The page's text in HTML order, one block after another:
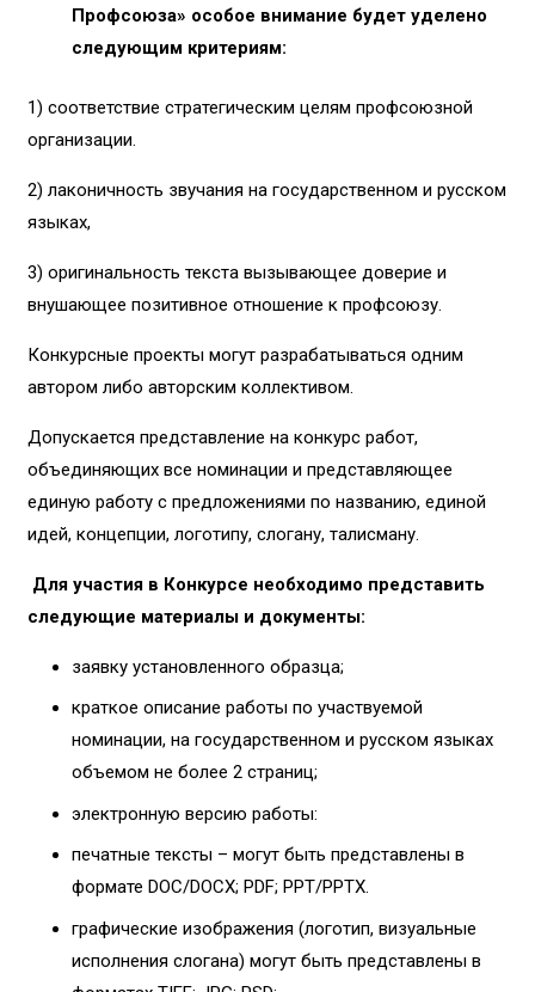
Профсоюза» особое внимание будет уделено
следующим критериям:
1) соответствие стратегическим целям профсоюзной
организации.
2) лаконичность звучания на государственном и русском
языках,
3) оригинальность текста вызывающее доверие и
внушающее позитивное отношение к профсоюзу.
Конкурсные проекты могут разрабатываться одним
автором либо авторским коллективом.
Допускается представление на конкурс работ,
объединяющих все номинации и представляющее
единую работу с предложениями по названию, единой
идей, концепции, логотипу, слогану, талисману.
Для участия в Конкурсе необходимо представить
следующие материалы и документы:
заявку установленного образца;
краткое описание работы по участвуемой
номинации, на государственном и русском языках
объемом не более 2 страниц;
электронную версию работы:
печатные тексты – могут быть представлены в
формате DOC/DOCX; PDF; PPT/PPTX.
графические изображения (логотип, визуальные
исполнения слогана) могут быть представлены в